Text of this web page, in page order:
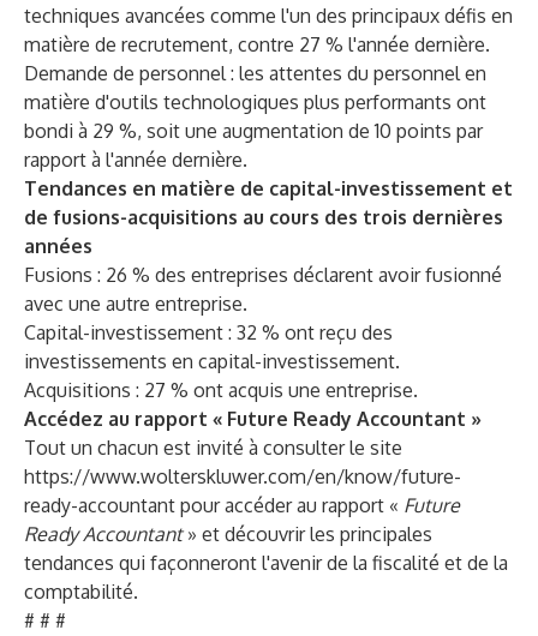
techniques avancées comme l'un des principaux défis en
matière de recrutement, contre 27 % l'année dernière.
Demande de personnel : les attentes du personnel en
matière d'outils technologiques plus performants ont
bondi à 29 %, soit une augmentation de 10 points par
rapport à l'année dernière.
Tendances en matière de capital-investissement et
de fusions-acquisitions au cours des trois dernières
années
Fusions : 26 % des entreprises déclarent avoir fusionné
avec une autre entreprise.
Capital-investissement : 32 % ont reçu des
investissements en capital-investissement.
Acquisitions : 27 % ont acquis une entreprise.
Accédez au rapport « Future Ready Accountant »
Tout un chacun est invité à consulter le site
https://www.wolterskluwer.com/en/know/future-
ready-accountant pour accéder au rapport « Future
Ready Accountant» et découvrir les principales
tendances qui façonneront l'avenir de la fiscalité et de la
comptabilité.
# # #